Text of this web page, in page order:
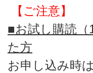
【ご注意】
■お試し購読
た方
お申し込み時